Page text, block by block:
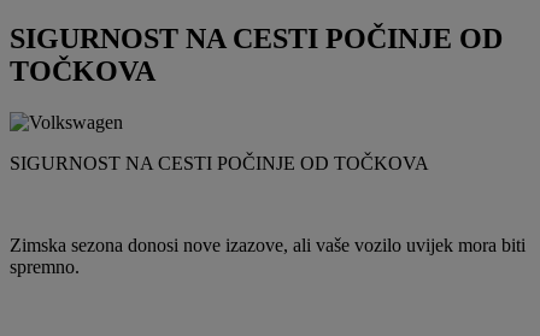
SIGURNOST NA CESTI POČINJE OD
TOČKOVA
SIGURNOST NA CESTI POČINJE OD TOČKOVA
Zimska sezona donosi nove izazove, ali vaše vozilo uvijek mora biti
spremno.